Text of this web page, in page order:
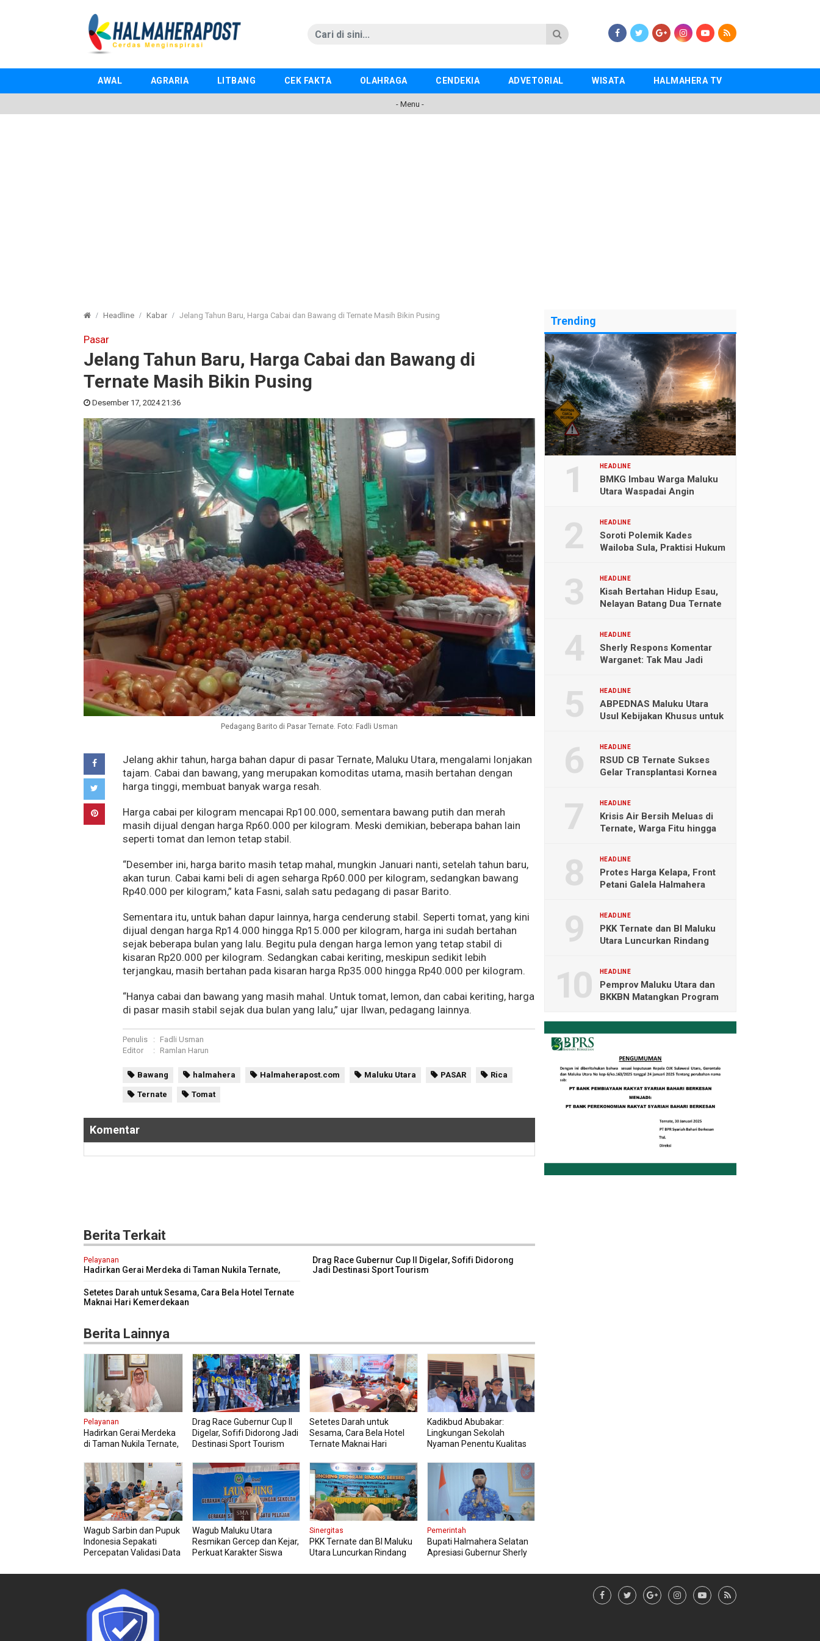
AWAL AGRARIA LITBANG CEK FAKTA OLAHRAGA CENDEKIA ADVETORIAL WISATA HALMAHERA TV
- Menu -
Headline Kabar Jelang Tahun Baru, Harga Cabai dan Bawang di Ternate Masih Bikin Pusing
Pasar
Jelang Tahun Baru, Harga Cabai dan Bawang di
Ternate Masih Bikin Pusing
Desember 17, 2024 21:36
Pedagang Barito di Pasar Ternate. Foto: Fadli Usman
Jelang akhir tahun, harga bahan dapur di pasar Ternate, Maluku Utara, mengalami lonjakan
tajam. Cabai dan bawang, yang merupakan komoditas utama, masih bertahan dengan
harga tinggi, membuat banyak warga resah.
Harga cabai per kilogram mencapai Rp100.000, sementara bawang putih dan merah
masih dijual dengan harga Rp60.000 per kilogram. Meski demikian, beberapa bahan lain
seperti tomat dan lemon tetap stabil.
“Desember ini, harga barito masih tetap mahal, mungkin Januari nanti, setelah tahun baru,
akan turun. Cabai kami beli di agen seharga Rp60.000 per kilogram, sedangkan bawang
Rp40.000 per kilogram,” kata Fasni, salah satu pedagang di pasar Barito.
Sementara itu, untuk bahan dapur lainnya, harga cenderung stabil. Seperti tomat, yang kini
dijual dengan harga Rp14.000 hingga Rp15.000 per kilogram, harga ini sudah bertahan
sejak beberapa bulan yang lalu. Begitu pula dengan harga lemon yang tetap stabil di
kisaran Rp20.000 per kilogram. Sedangkan cabai keriting, meskipun sedikit lebih
terjangkau, masih bertahan pada kisaran harga Rp35.000 hingga Rp40.000 per kilogram.
“Hanya cabai dan bawang yang masih mahal. Untuk tomat, lemon, dan cabai keriting, harga
di pasar masih stabil sejak dua bulan yang lalu,” ujar Ilwan, pedagang lainnya.
Penulis :
Fadli Usman
Editor
: Ramlan Harun
Bawang halmahera Halmaherapost.com Maluku Utara PASAR Rica
Ternate Tomat
Komentar
Berita Terkait
Pelayanan
Hadirkan Gerai Merdeka di Taman Nukila Ternate,
Drag Race Gubernur Cup II Digelar, Sofifi Didorong
Jadi Destinasi Sport Tourism
Setetes Darah untuk Sesama, Cara Bela Hotel Ternate
Maknai Hari Kemerdekaan
Berita Lainnya
Pelayanan
Hadirkan Gerai Merdeka
di Taman Nukila Ternate,
Permudah Legalitas
Usaha
Drag Race Gubernur Cup II
Digelar, Sofifi Didorong Jadi
Destinasi Sport Tourism
Setetes Darah untuk
Sesama, Cara Bela Hotel
Ternate Maknai Hari
Kadikbud Abubakar:
Lingkungan Sekolah
Nyaman Penentu Kualitas
Wagub Sarbin dan Pupuk
Indonesia Sepakati
Percepatan Validasi Data
Wagub Maluku Utara
Resmikan Gercep dan Kejar,
Perkuat Karakter Siswa
Sinergitas
PKK Ternate dan BI Maluku
Utara Luncurkan Rindang
Pangan
Pemerintah
Bupati Halmahera Selatan
Apresiasi Gubernur Sherly
Pengadaan Barang dan
Trending
HEADLINE
BMKG Imbau Warga Maluku
Utara Waspadai Angin
HEADLINE
Soroti Polemik Kades
Wailoba Sula, Praktisi Hukum
HEADLINE
Kisah Bertahan Hidup Esau,
Nelayan Batang Dua Ternate
HEADLINE
Sherly Respons Komentar
Warganet: Tak Mau Jadi
HEADLINE
ABPEDNAS Maluku Utara
Usul Kebijakan Khusus untuk
HEADLINE
RSUD CB Ternate Sukses
Gelar Transplantasi Kornea
HEADLINE
Krisis Air Bersih Meluas di
Ternate, Warga Fitu hingga
HEADLINE
Protes Harga Kelapa, Front
Petani Galela Halmahera
HEADLINE
PKK Ternate dan BI Maluku
Utara Luncurkan Rindang
HEADLINE
Pemprov Maluku Utara dan
BKKBN Matangkan Program